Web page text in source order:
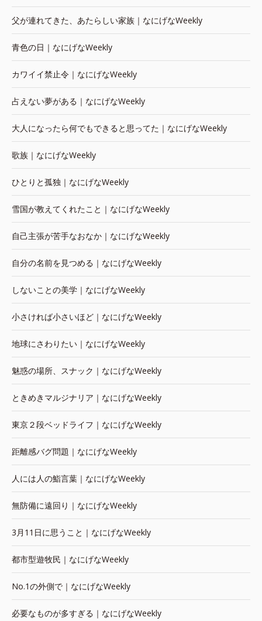
父が連れてきた、あたらしい家族｜なにげなWeekly
青色の日｜なにげなWeekly
カワイイ禁止令｜なにげなWeekly
占えない夢がある｜なにげなWeekly
大人になったら何でもできると思ってた｜なにげなWeekly
歌族｜なにげなWeekly
ひとりと孤独｜なにげなWeekly
雪国が教えてくれたこと｜なにげなWeekly
自己主張が苦手なおなか｜なにげなWeekly
自分の名前を見つめる｜なにげなWeekly
しないことの美学｜なにげなWeekly
小さければ小さいほど｜なにげなWeekly
地球にさわりたい｜なにげなWeekly
魅惑の場所、スナック｜なにげなWeekly
ときめきマルジナリア｜なにげなWeekly
東京２段ベッドライフ｜なにげなWeekly
距離感バグ問題｜なにげなWeekly
人には人の鮨言葉｜なにげなWeekly
無防備に遠回り｜なにげなWeekly
3月11日に思うこと｜なにげなWeekly
都市型遊牧民｜なにげなWeekly
No.1の外側で｜なにげなWeekly
必要なものが多すぎる｜なにげなWeekly